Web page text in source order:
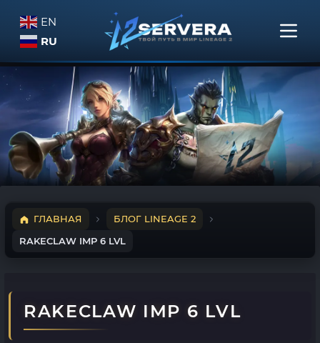
EN
RU
ГЛАВНАЯ
БЛОГ LINEAGE 2
RAKECLAW IMP 6 LVL
RAKECLAW IMP 6 LVL